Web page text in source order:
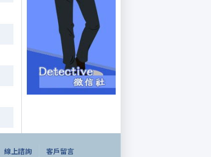
線上諮詢 客戶留言